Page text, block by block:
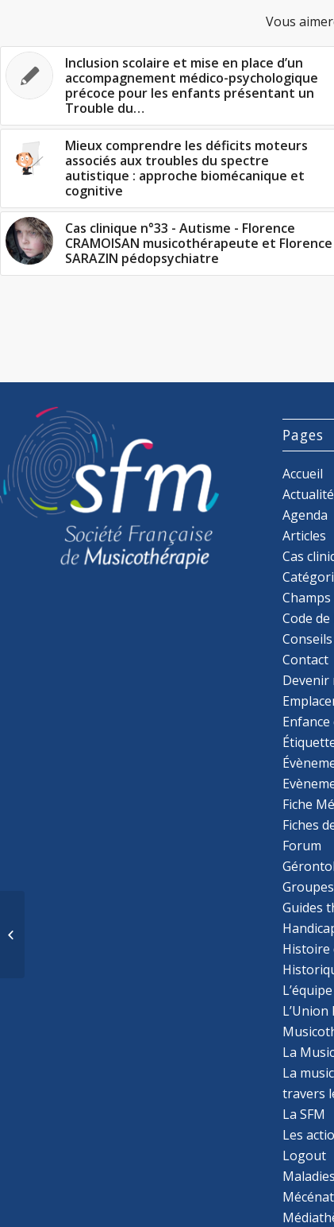
Vous
Inclusion scolaire et mise en place d’un
accompagnement médico-psychologique
précoce pour les enfants présentant un
Trouble du…
Mieux comprendre les déficits moteurs
associés aux troubles du spectre
autistique : approche biomécanique et
cognitive
Cas clinique n°33 - Autisme - Florence
CRAMOISAN musicothérapeute et Florence
SARAZIN pédopsychiatre
Pages
Accueil
Agenda
Articles
Cas
Code
Conseils
Contact
Devenir
Fiche
Fiches
Forum
Guides
Histoire
L’équipe
La
La
travers
La SFM
Les
Logout
Mécénat